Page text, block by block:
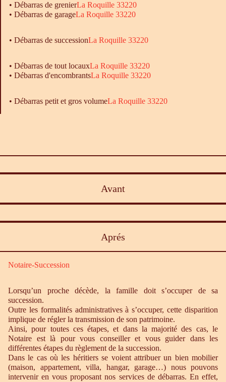
• Débarras de grenierLa Roquille 33220
• Débarras de garageLa Roquille 33220
• Débarras de successionLa Roquille 33220
• Débarras de tout locauxLa Roquille 33220
• Débarras d'encombrantsLa Roquille 33220
• Débarras petit et gros volumeLa Roquille 33220
Avant
Aprés
Notaire-Succession
Lorsqu’un proche décède, la famille doit s’occuper de sa
succession.
Outre les formalités administratives à s’occuper, cette disparition
implique de régler la transmission de son patrimoine.
Ainsi, pour toutes ces étapes, et dans la majorité des cas, le
Notaire est là pour vous conseiller et vous guider dans les
différentes étapes du règlement de la succession.
Dans le cas où les héritiers se voient attribuer un bien mobilier
(maison, appartement, villa, hangar, garage…) nous pouvons
intervenir en vous proposant nos services de débarras. En effet,